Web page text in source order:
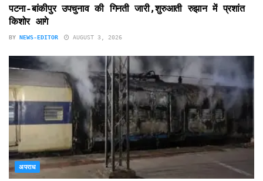
पटना-बांकीपुर उपचुनाव की गिनती जारी,शुरुआती रुझान में प्रशांत
किशोर आगे
BY NEWS-EDITOR AUGUST 3, 2026
अपराध